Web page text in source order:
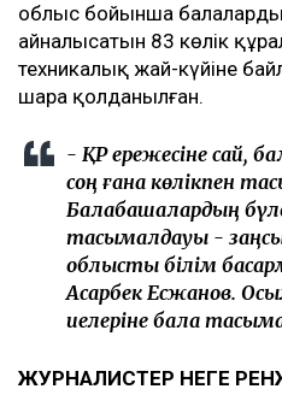
облыс бойынша
айналысатын 83 көлік
техникалық жай-күйіне
шара қолданылған.
- ҚР ережесіне сай,
соң ғана көлікпен
Балабақшалардың
тасымалдауы -
облыстық білім
Асқарбек Есжанов.
иелеріне бала
ЖУРНАЛИСТЕР НЕГЕ